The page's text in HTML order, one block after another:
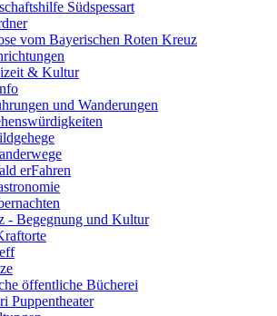
Südspessart
vom Bayerischen Roten Kreuz
& Kultur
und Wanderungen
erFahren
- Begegnung und Kultur
öffentliche Bücherei
Puppentheater